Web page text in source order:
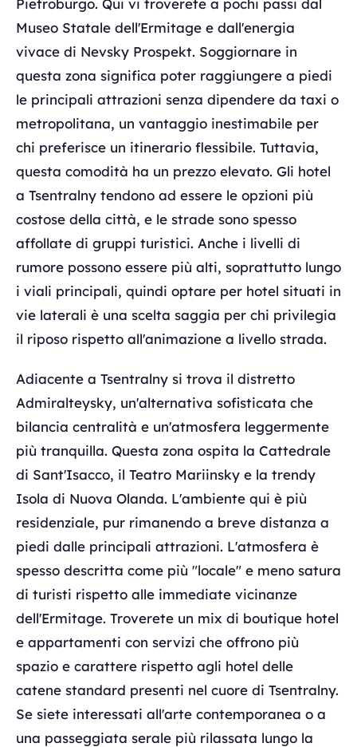
Pietroburgo. Qui vi troverete a pochi passi dal
Museo Statale dell'Ermitage e dall'energia
vivace di Nevsky Prospekt. Soggiornare in
questa zona significa poter raggiungere a piedi
le principali attrazioni senza dipendere da taxi o
metropolitana, un vantaggio inestimabile per
chi preferisce un itinerario flessibile. Tuttavia,
questa comodità ha un prezzo elevato. Gli hotel
a Tsentralny tendono ad essere le opzioni più
costose della città, e le strade sono spesso
affollate di gruppi turistici. Anche i livelli di
rumore possono essere più alti, soprattutto lungo
i viali principali, quindi optare per hotel situati in
vie laterali è una scelta saggia per chi privilegia
il riposo rispetto all'animazione a livello strada.
Adiacente a Tsentralny si trova il distretto
Admiralteysky, un'alternativa sofisticata che
bilancia centralità e un'atmosfera leggermente
più tranquilla. Questa zona ospita la Cattedrale
di Sant'Isacco, il Teatro Mariinsky e la trendy
Isola di Nuova Olanda. L'ambiente qui è più
residenziale, pur rimanendo a breve distanza a
piedi dalle principali attrazioni. L'atmosfera è
spesso descritta come più "locale" e meno satura
di turisti rispetto alle immediate vicinanze
dell'Ermitage. Troverete un mix di boutique hotel
e appartamenti con servizi che offrono più
spazio e carattere rispetto agli hotel delle
catene standard presenti nel cuore di Tsentralny.
Se siete interessati all'arte contemporanea o a
una passeggiata serale più rilassata lungo la